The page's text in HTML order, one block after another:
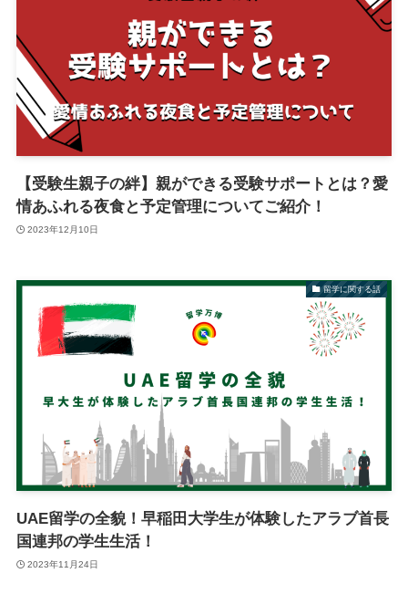
【受験生親子の絆】親ができる受験サポートとは？愛
情あふれる夜食と予定管理についてご紹介！
2023年12月10日
留学に関する話
UAE留学の全貌！早稲田大学生が体験したアラブ首長
国連邦の学生生活！
2023年11月24日